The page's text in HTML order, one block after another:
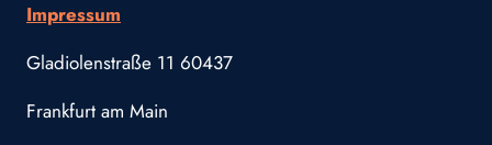
Impressum
Gladiolenstraße 11 60437
Frankfurt am Main